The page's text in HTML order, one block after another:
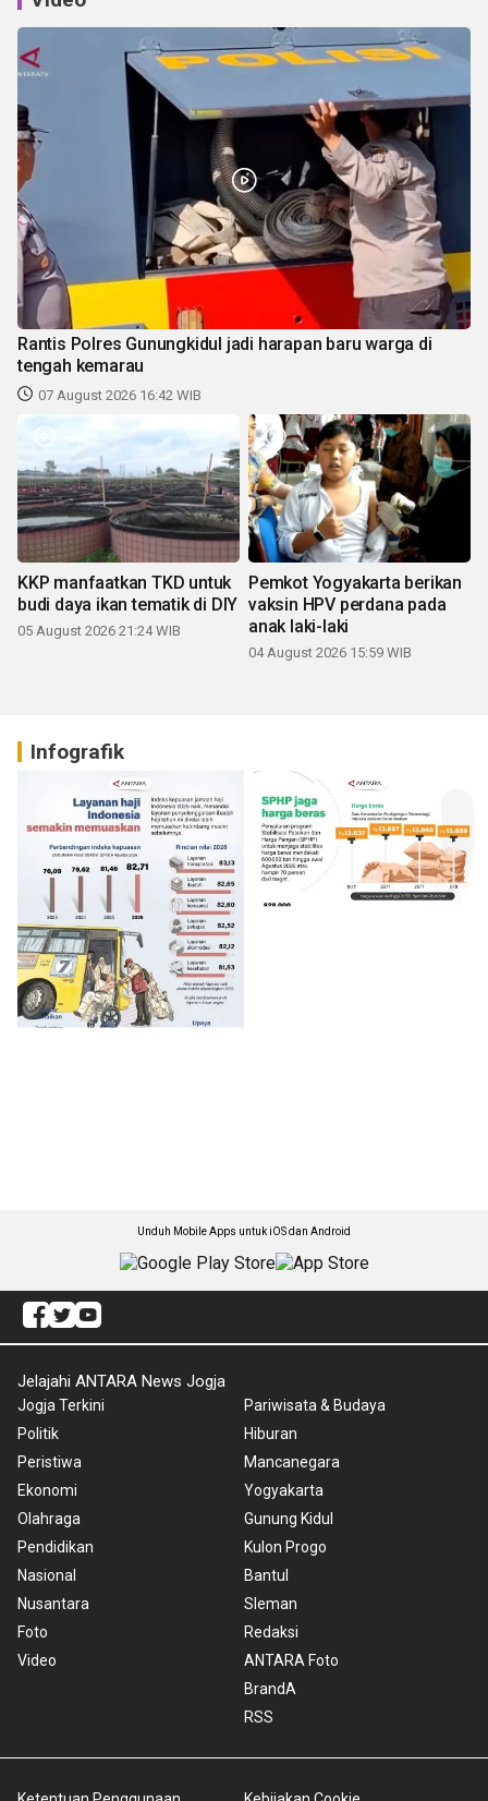
Rantis Polres Gunungkidul jadi harapan baru warga di
tengah kemarau
07 August 2026 16:42 WIB
KKP manfaatkan TKD untuk
budi daya ikan tematik di DIY
05 August 2026 21:24 WIB
Pemkot Yogyakarta berikan
vaksin HPV perdana pada
anak laki-laki
04 August 2026 15:59 WIB
Infografik
Unduh Mobile Apps untuk iOS dan Android
Jelajahi ANTARA News Jogja
Jogja Terkini
Politik
Peristiwa
Ekonomi
Olahraga
Pendidikan
Nasional
Nusantara
Foto
Video
Pariwisata & Budaya
Hiburan
Mancanegara
Yogyakarta
Gunung Kidul
Kulon Progo
Bantul
Sleman
Redaksi
ANTARA Foto
BrandA
RSS